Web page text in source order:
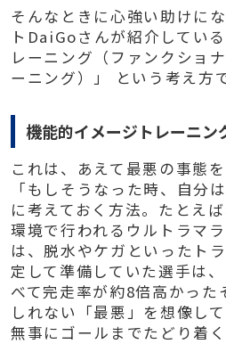
そんなときに心強い助けに
トDaiGoさんが紹介してい
レーニング（ファンクショ
ーニング）」 という考え方で
機能的イメージトレーニン
これは、あえて最悪の事態
「もしそうなった時、自分
に考えておく方法。たとえ
環境で行われるウルトラマ
は、脱水やケガといったト
定して準備していた選手は
べて完走率が約8倍高かった
しれない「最悪」を想像し
無事にゴールまでたどり着